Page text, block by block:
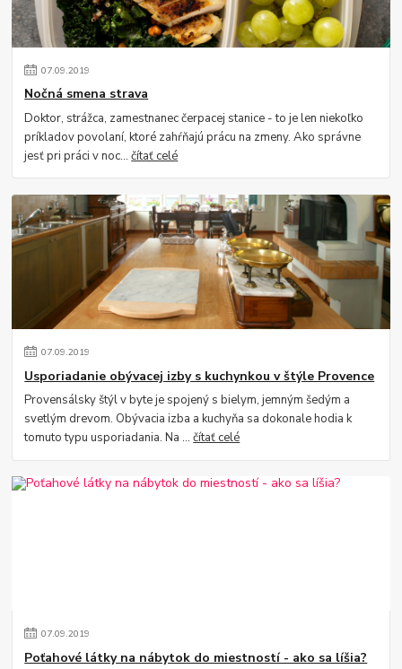
07.09.2019
Nočná smena strava
Doktor, strážca, zamestnanec čerpacej stanice - to je len niekoľko
príkladov povolaní, ktoré zahŕňajú prácu na zmeny. Ako správne
jesť pri práci v noc...čítať celé
07.09.2019
Usporiadanie obývacej izby s kuchynkou v štýle Provence
Provensálsky štýl v byte je spojený s bielym, jemným šedým a
svetlým drevom. Obývacia izba a kuchyňa sa dokonale hodia k
tomuto typu usporiadania. Na ...čítať celé
07.09.2019
Poťahové látky na nábytok do miestností - ako sa líšia?